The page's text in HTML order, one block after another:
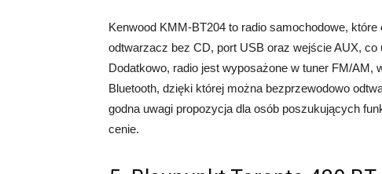
Kenwood KMM-BT204 to radio samochodowe,
odtwarzacz bez CD, port USB oraz wejście AUX,
Dodatkowo, radio jest wyposażone w tuner FM/
Bluetooth, dzięki której można bezprzewodowo
godna uwagi propozycja dla osób poszukujących
cenie.